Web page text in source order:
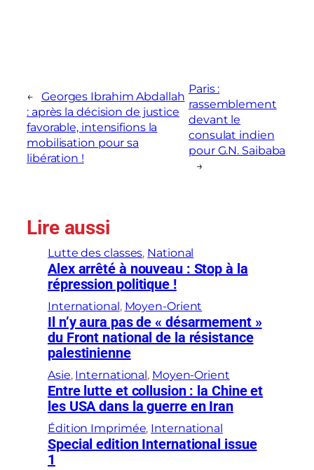
←
Georges Ibrahim Abdallah
: après la décision de justice
favorable, intensifions la
mobilisation pour sa
libération !
Paris :
rassemblement
devant le
consulat indien
pour G.N. Saibaba
→
Lire aussi
Lutte des classes, National
Alex arrêté à nouveau : Stop à la
répression politique !
International, Moyen-Orient
Il n’y aura pas de « désarmement »
du Front national de la résistance
palestinienne
Asie, International, Moyen-Orient
Entre lutte et collusion : la Chine et
les USA dans la guerre en Iran
Édition Imprimée, International
Special edition International issue
1